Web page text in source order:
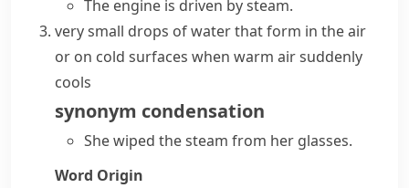
The engine is driven by steam.
very small drops of water that form in the air
or on cold surfaces when warm air suddenly
cools
synonym condensation
She wiped the steam from her glasses.
Word Origin